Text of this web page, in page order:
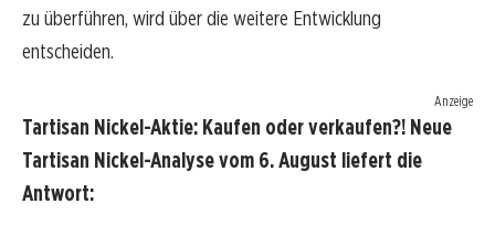
zu überführen, wird über die weitere Entwicklung
entscheiden.
Anzeige
Tartisan Nickel-Aktie: Kaufen oder verkaufen?! Neue
Tartisan Nickel-Analyse vom 6. August liefert die
Antwort: